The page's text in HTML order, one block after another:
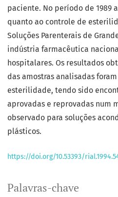
Palavras-chave
paciente. No período de 1989
quanto ao controle de
Soluções Parenterais de
indústria farmacêutica
hospitalares. Os resultados
das amostras analisadas
esterilidade, tendo sido
aprovadas e reprovadas num
observado para soluções
plásticos.
https://doi.org/10.53393/